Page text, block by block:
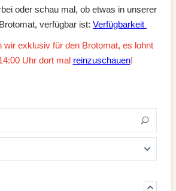
oder schau mal, ob etwas in unserer
verfügbar ist: Verfügbarkeit
wir exklusiv für den Brotomat, es lohnt
Uhr dort mal reinzuschauen!